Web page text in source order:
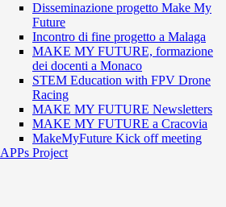
Disseminazione progetto Make My
Future
Incontro di fine progetto a Malaga
MAKE MY FUTURE, formazione
dei docenti a Monaco
STEM Education with FPV Drone
Racing
MAKE MY FUTURE Newsletters
MAKE MY FUTURE a Cracovia
MakeMyFuture Kick off meeting
APPs Project